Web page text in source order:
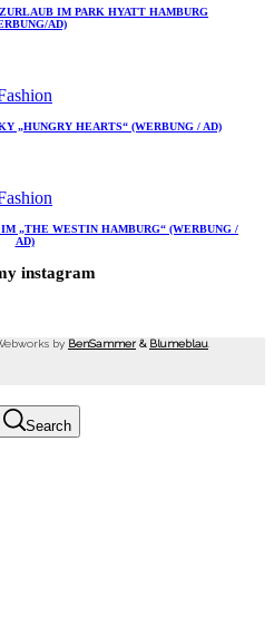
IM PARK HYATT HAMBURG
AD)
„HUNGRY HEARTS“ (WERBUNG / AD)
„THE WESTIN HAMBURG“ (WERBUNG /
AD)
instagram
by BenSammer & Blumeblau.
Search